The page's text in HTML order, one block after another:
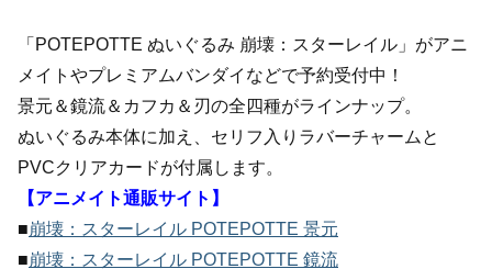
「POTEPOTTE ぬいぐるみ 崩壊：スターレイル」がアニ
メイトやプレミアムバンダイなどで予約受付中！
景元＆鏡流＆カフカ＆刃の全四種がラインナップ。
ぬいぐるみ本体に加え、セリフ入りラバーチャームと
PVCクリアカードが付属します。
【アニメイト通販サイト】
■崩壊：スターレイル POTEPOTTE 景元
■崩壊：スターレイル POTEPOTTE 鏡流